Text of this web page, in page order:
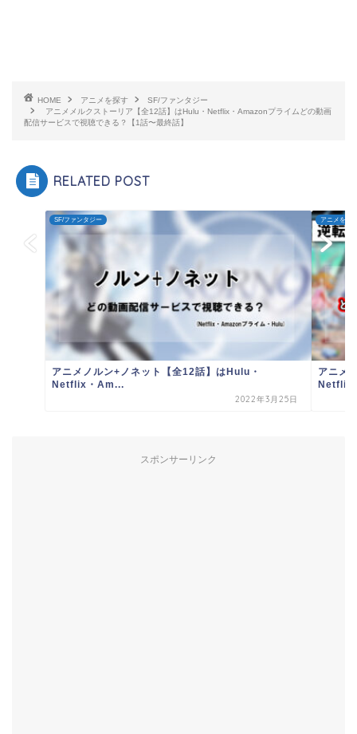
HOME アニメを探す
SF/ファンタジー
アニメメルクストーリア【全12話】はHulu・Netflix・Amazonプライムどの動画
配信サービスで視聴できる？【1話〜最終話】
RELATED POST
SF/ファンタジー
アニメノルン+ノネット【全12話】はHulu・
Netflix・Am...
2022年3月25日
アニメを探
アニメ
Netflix
スポンサーリンク